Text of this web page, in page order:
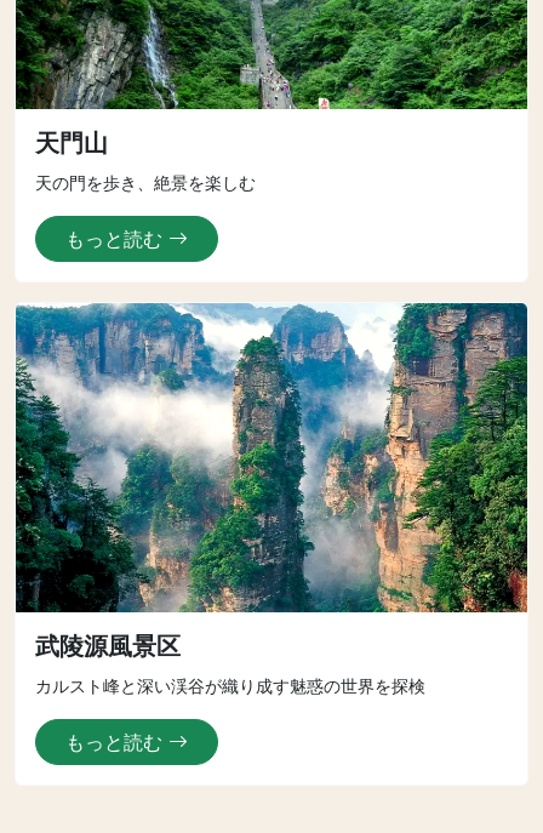
天門山
天の門を歩き、絶景を楽しむ
もっと読む
武陵源風景区
カルスト峰と深い渓谷が織り成す魅惑の世界を探検
もっと読む